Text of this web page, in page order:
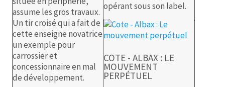
assume les gros travaux.
Un tir croisé qui a fait de
cette enseigne novatrice
un exemple pour
carrossier et
concessionnaire en mal
de développement.
opérant sous son label.
COTE - ALBAX : LE
MOUVEMENT
PERPÉTUEL